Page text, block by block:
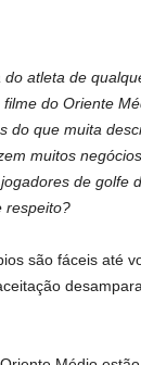
atleta de
do Oriente
do que muita
muitos
de golfe
respeito?
são fáceis até